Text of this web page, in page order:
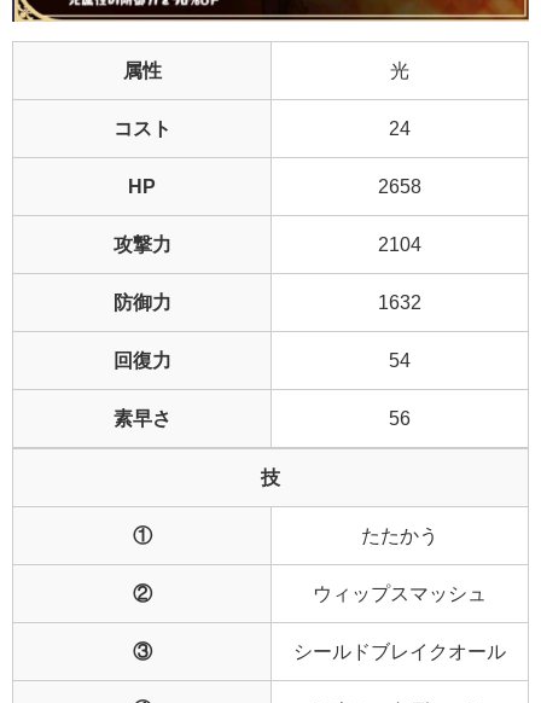
属性 光
コスト 24
HP 2658
攻撃力 2104
防御力 1632
回復力 54
素早さ 56
技
① たたかう
② ウィップスマッシュ
③ シールドブレイクオール